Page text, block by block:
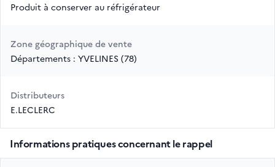
Produit à conserver au réfrigérateur
Zone géographique de vente
Départements : YVELINES (78)
Distributeurs
E.LECLERC
Informations pratiques concernant le rappel